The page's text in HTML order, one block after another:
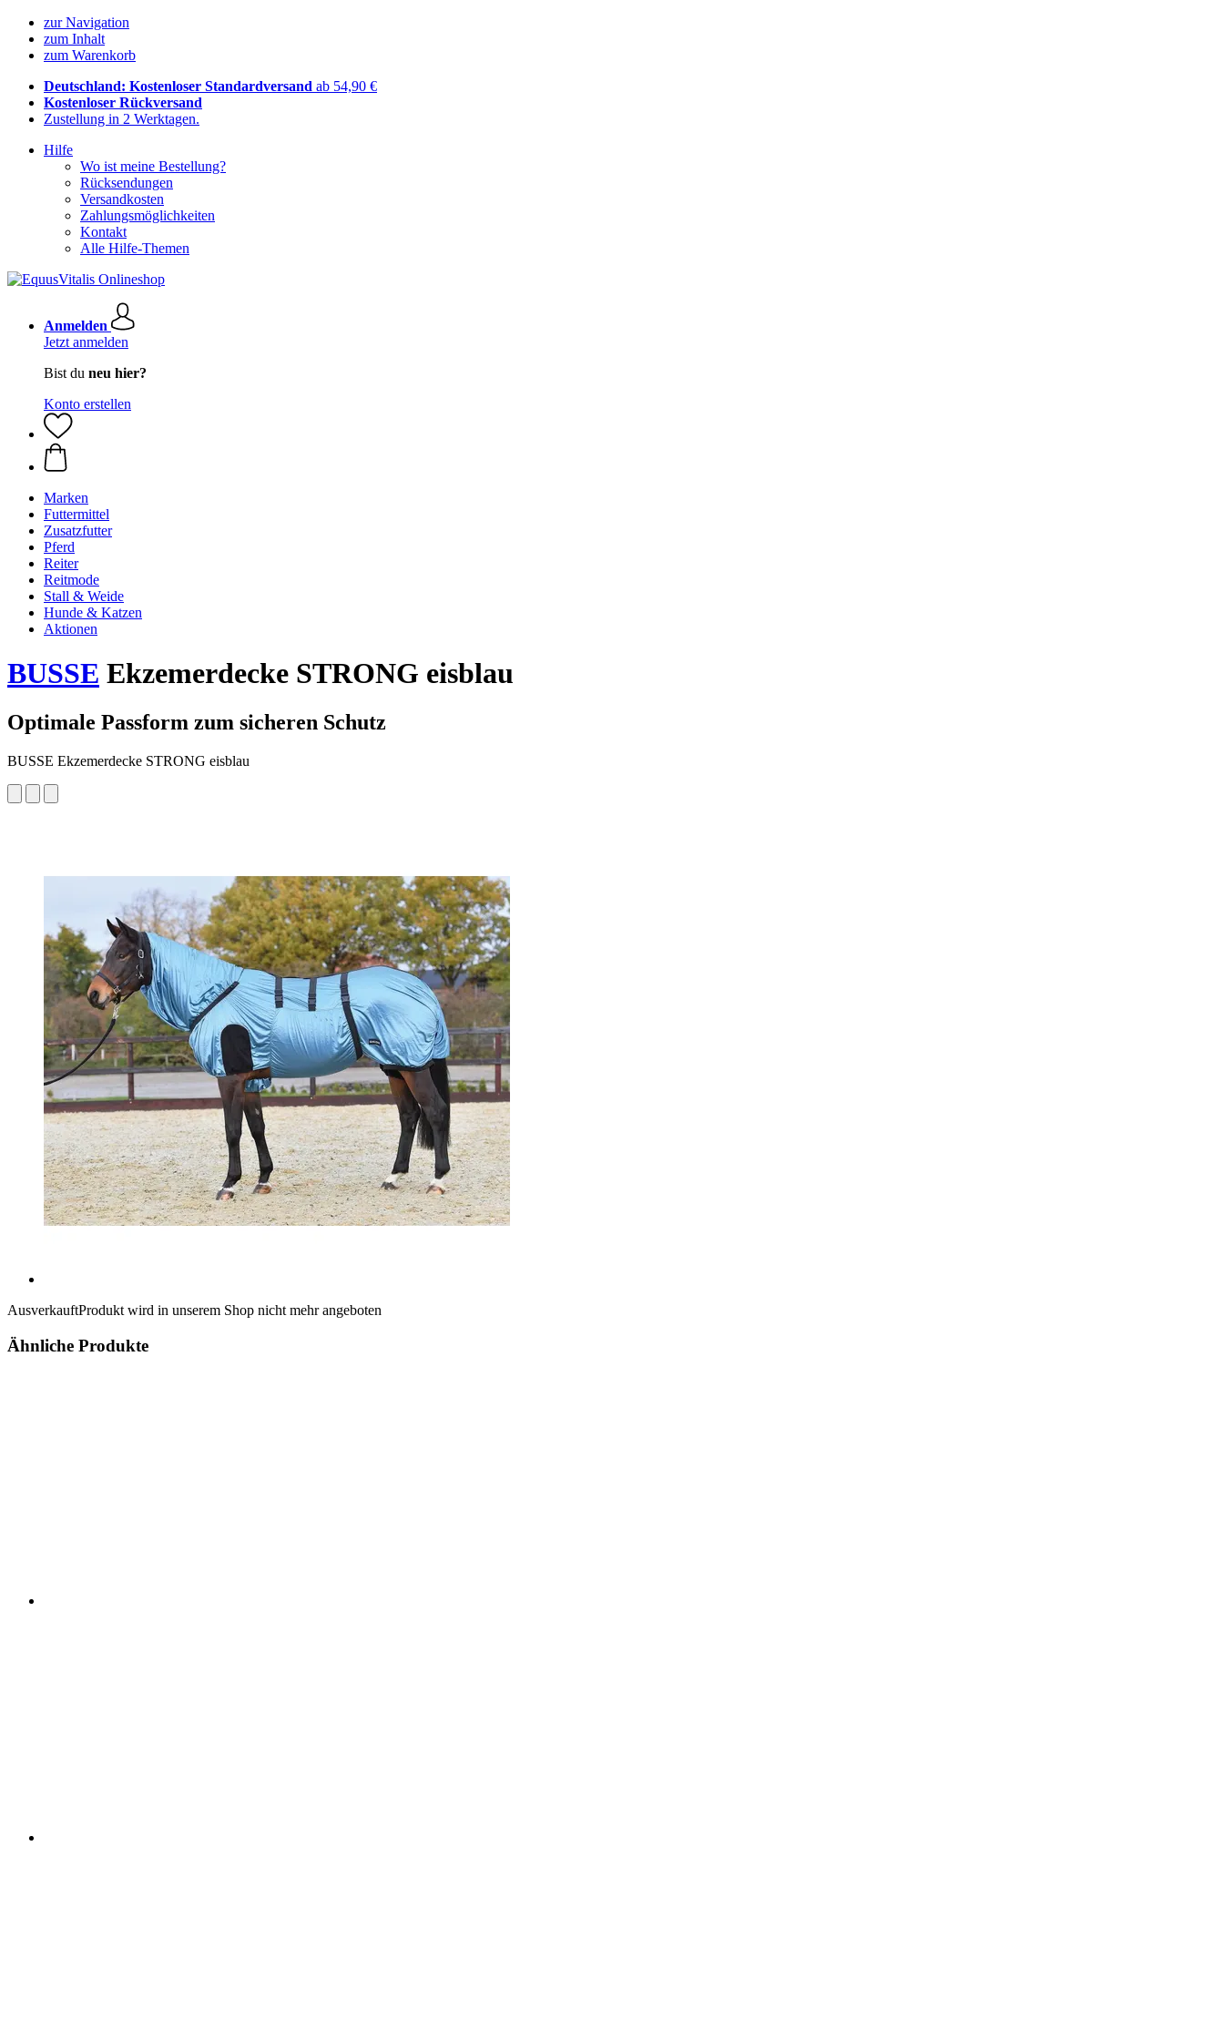
zur Navigation
zum Inhalt
zum Warenkorb
Deutschland: Kostenloser Standardversand ab 54,90 €
Kostenloser Rückversand
Zustellung in 2 Werktagen.
Hilfe
Wo ist meine Bestellung?
Rücksendungen
Versandkosten
Zahlungsmöglichkeiten
Kontakt
Alle Hilfe-Themen
Anmelden
Jetzt anmelden
Bist du neu hier?
Konto erstellen
Marken
Futtermittel
Zusatzfutter
Pferd
Reiter
Reitmode
Stall & Weide
Hunde & Katzen
Aktionen
BUSSE Ekzemerdecke STRONG eisblau
Optimale Passform zum sicheren Schutz
BUSSE Ekzemerdecke STRONG eisblau
AusverkauftProdukt wird in unserem Shop nicht mehr angeboten
Ähnliche Produkte